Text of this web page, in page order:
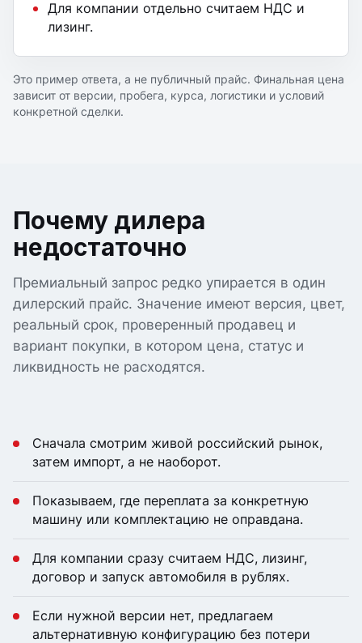
Для компании отдельно считаем НДС и
лизинг.
Это пример ответа, а не публичный прайс. Финальная цена
зависит от версии, пробега, курса, логистики и условий
конкретной сделки.
Почему дилера
недостаточно
Премиальный запрос редко упирается в один
дилерский прайс. Значение имеют версия, цвет,
реальный срок, проверенный продавец и
вариант покупки, в котором цена, статус и
ликвидность не расходятся.
Сначала смотрим живой российский рынок,
затем импорт, а не наоборот.
Показываем, где переплата за конкретную
машину или комплектацию не оправдана.
Для компании сразу считаем НДС, лизинг,
договор и запуск автомобиля в рублях.
Если нужной версии нет, предлагаем
альтернативную конфигурацию без потери